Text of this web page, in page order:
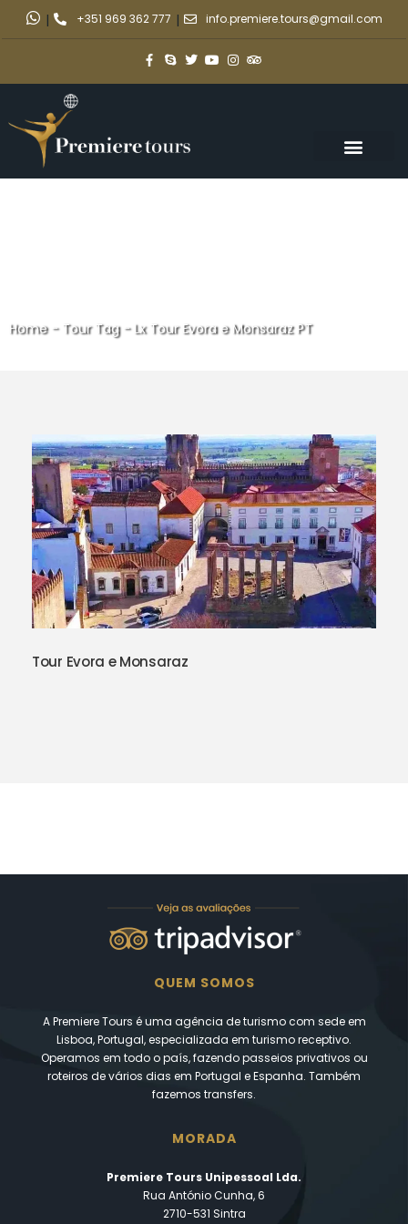
| +351 969 362 777 | info.premiere.tours@gmail.com
Home- Tour Tag- Lx Tour Evora e Monsaraz PT
Tour Evora e Monsaraz
QUEM SOMOS
A Premiere Tours é uma agência de turismo com sede em
Lisboa, Portugal, especializada em turismo receptivo.
Operamos em todo o país, fazendo passeios privativos ou
roteiros de vários dias em Portugal e Espanha. Também
fazemos transfers.
MORADA
Premiere Tours Unipessoal Lda.
Rua António Cunha, 6
2710-531 Sintra